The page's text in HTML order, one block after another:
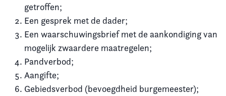
getroffen;
Een gesprek met de dader;
Een waarschuwingsbrief met de aankondiging van
mogelijk zwaardere maatregelen;
Pandverbod;
Aangifte;
Gebiedsverbod (bevoegdheid burgemeester);